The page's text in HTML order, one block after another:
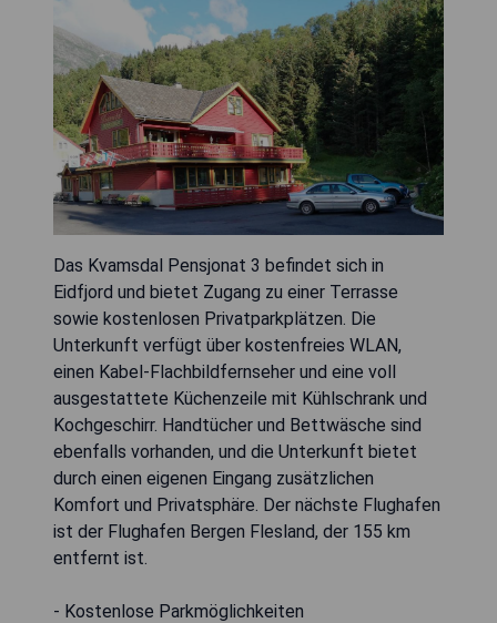
Das Kvamsdal Pensjonat 3 befindet sich in
Eidfjord und bietet Zugang zu einer Terrasse
sowie kostenlosen Privatparkplätzen. Die
Unterkunft verfügt über kostenfreies WLAN,
einen Kabel-Flachbildfernseher und eine voll
ausgestattete Küchenzeile mit Kühlschrank und
Kochgeschirr. Handtücher und Bettwäsche sind
ebenfalls vorhanden, und die Unterkunft bietet
durch einen eigenen Eingang zusätzlichen
Komfort und Privatsphäre. Der nächste Flughafen
ist der Flughafen Bergen Flesland, der 155 km
entfernt ist.
- Kostenlose Parkmöglichkeiten